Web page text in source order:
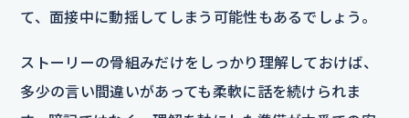
て、面接中に動揺してしまう可能性もあるでしょう。
ストーリーの骨組みだけをしっかり理解しておけば、
多少の言い間違いがあっても柔軟に話を続けられま